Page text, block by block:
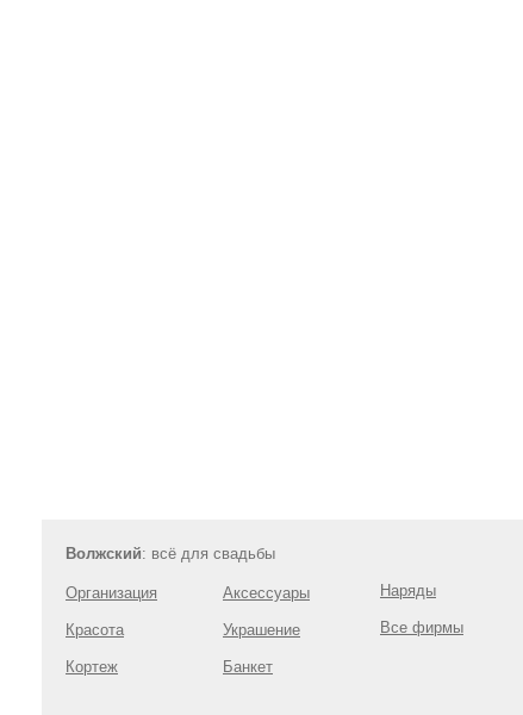
Волжский: всё для свадьбы
Организация
Красота
Кортеж
Аксессуары
Украшение
Банкет
Наряды
Все фирмы